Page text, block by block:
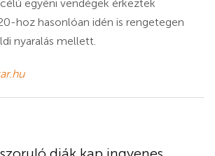
egyéni vendégek érkeztek
hoz hasonlóan idén is rengetegen
nyaralás mellett.